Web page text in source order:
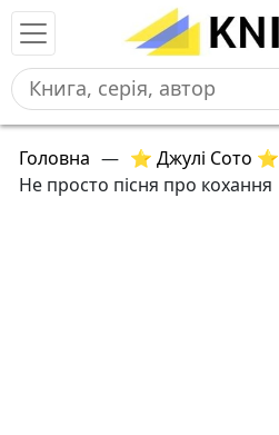
Головна — ⭐ Джулі Сото ⭐
Не просто пісня про кохання